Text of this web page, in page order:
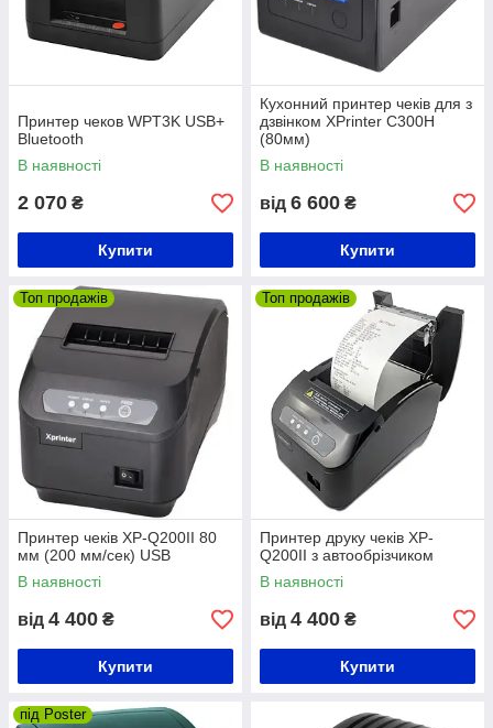
Принтер чеков WPT3K USB+
Bluetooth
В наявності
2 070 ₴
Купити
Кухонний принтер чеків для з
дзвінком XPrinter C300H
(80мм)
В наявності
від 6 600 ₴
Купити
Топ продажів
Принтер чеків XP-Q200II 80
мм (200 мм/сек) USB
В наявності
від 4 400 ₴
Купити
Топ продажів
Принтер друку чеків XP-
Q200II з автообрізчиком
В наявності
від 4 400 ₴
Купити
під Poster